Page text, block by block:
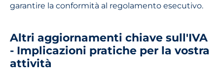
garantire la conformità al regolamento esecutivo.
Altri aggiornamenti chiave sull'IVA
- Implicazioni pratiche per la vostra
attività